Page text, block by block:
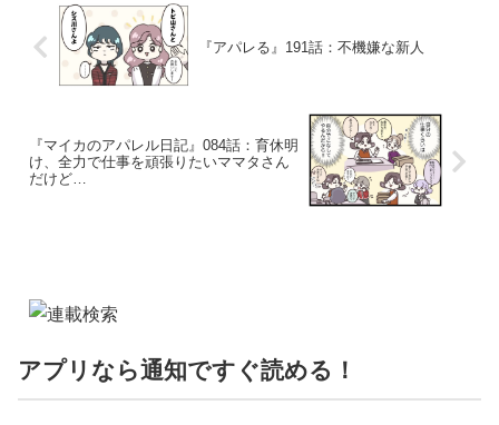
『アパレる』191話：不機嫌な新人
『マイカのアパレル日記』084話：育休明
け、全力で仕事を頑張りたいママタさん
だけど…
アプリなら通知ですぐ読める！